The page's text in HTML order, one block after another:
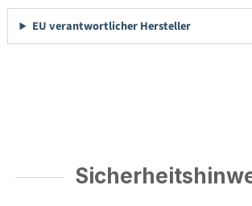
EU verantwortlicher Hersteller